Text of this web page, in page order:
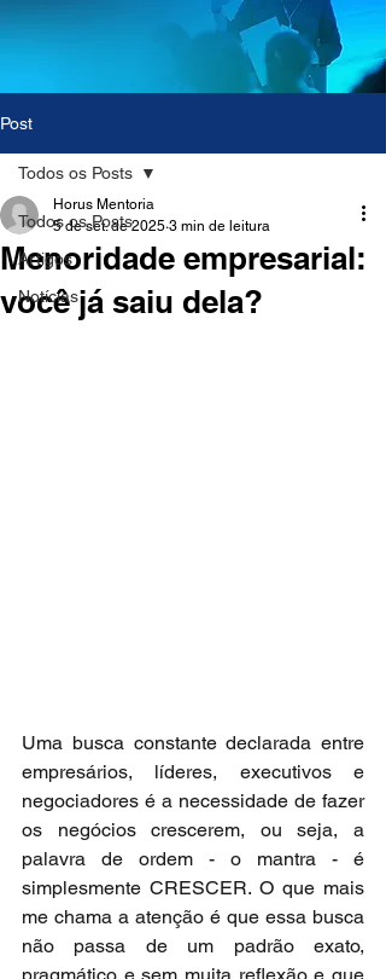
Post
Todos os Posts
Artigos
Notícias
Todos os Posts
Menoridade empresarial:
você já saiu dela?
Horus Mentoria
5 de set. de 2025 3 min de leitura
Uma busca constante declarada entre
empresários, líderes, executivos e
negociadores é a necessidade de fazer
os negócios crescerem, ou seja, a
palavra de ordem - o mantra - é
simplesmente CRESCER. O que mais
me chama a atenção é que essa busca
não passa de um padrão exato,